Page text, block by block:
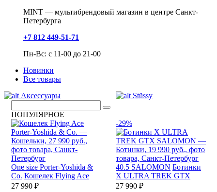
MINT — мультибрендовый магазин в центре Санкт-
Петербурга
+7 812 449-51-71
Пн-Вс: с 11-00 до 21-00
Новинки
Все товары
Аксессуары
Stüssy
ПОПУЛЯРНОЕ
One size Porter-Yoshida &
Co. Кошелек Flying Ace
27 990 ₽
-29%
40.5 SALOMON Ботинки
X ULTRA TREK GTX
27 990 ₽